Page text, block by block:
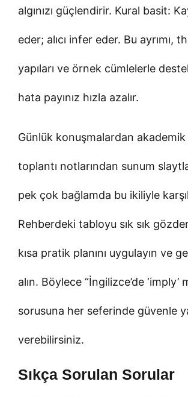
algınızı güçlendirir. Kural basit:
eder; alıcı infer eder. Bu ayrımı,
yapıları ve örnek cümlelerle
hata payınız hızla azalır.
Günlük konuşmalardan akademik
toplantı notlarından sunum
pek çok bağlamda bu ikiliyle
Rehberdeki tabloyu sık sık
kısa pratik planını uygulayın ve
alın. Böylece “İngilizce’de ‘imply’
sorusuna her seferinde güvenle
verebilirsiniz.
Sıkça Sorulan Sorular